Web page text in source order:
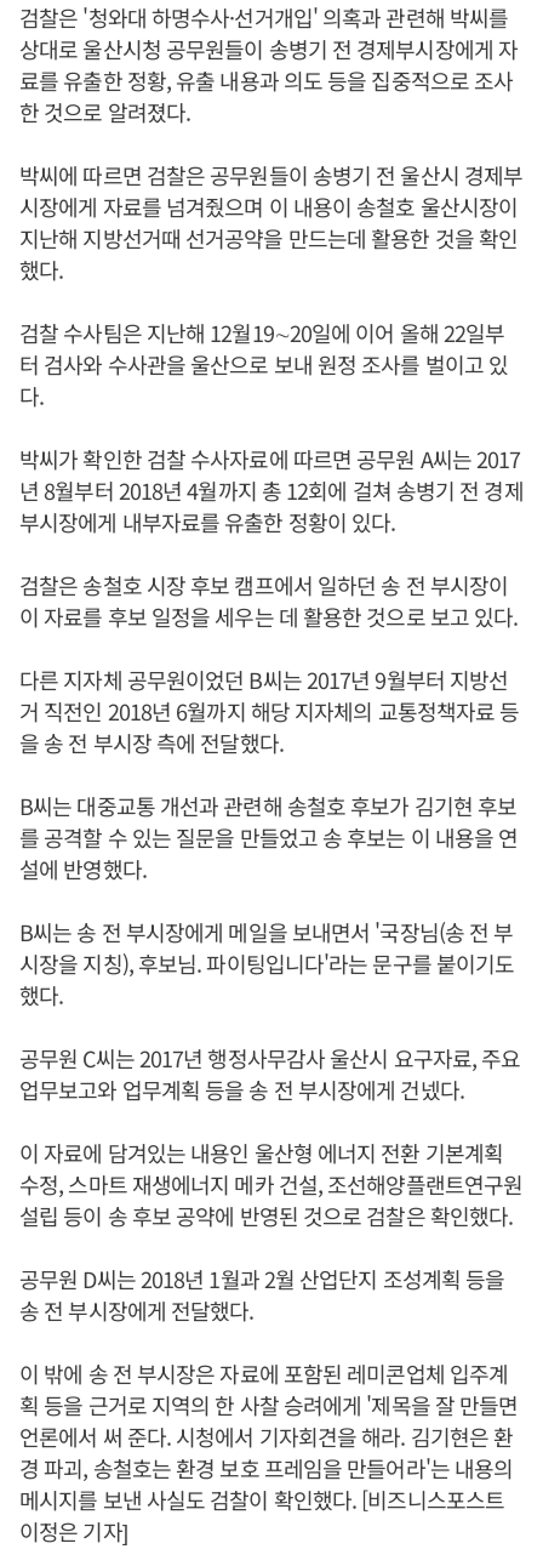
검찰은 '청와대 하명수사·선거개입' 의혹과 관련해 박씨를
상대로 울산시청 공무원들이 송병기 전 경제부시장에게 자
료를 유출한 정황, 유출 내용과 의도 등을 집중적으로 조사
한 것으로 알려졌다.
박씨에 따르면 검찰은 공무원들이 송병기 전 울산시 경제부
시장에게 자료를 넘겨줬으며 이 내용이 송철호 울산시장이
지난해 지방선거때 선거공약을 만드는데 활용한 것을 확인
했다.
검찰 수사팀은 지난해 12월19∼20일에 이어 올해 22일부
터 검사와 수사관을 울산으로 보내 원정 조사를 벌이고 있
다.
박씨가 확인한 검찰 수사자료에 따르면 공무원 A씨는 2017
년 8월부터 2018년 4월까지 총 12회에 걸쳐 송병기 전 경제
부시장에게 내부자료를 유출한 정황이 있다.
검찰은 송철호 시장 후보 캠프에서 일하던 송 전 부시장이
이 자료를 후보 일정을 세우는 데 활용한 것으로 보고 있다.
다른 지자체 공무원이었던 B씨는 2017년 9월부터 지방선
거 직전인 2018년 6월까지 해당 지자체의 교통정책자료 등
을 송 전 부시장 측에 전달했다.
B씨는 대중교통 개선과 관련해 송철호 후보가 김기현 후보
를 공격할 수 있는 질문을 만들었고 송 후보는 이 내용을 연
설에 반영했다.
B씨는 송 전 부시장에게 메일을 보내면서 '국장님(송 전 부
시장을 지칭), 후보님. 파이팅입니다'라는 문구를 붙이기도
했다.
공무원 C씨는 2017년 행정사무감사 울산시 요구자료, 주요
업무보고와 업무계획 등을 송 전 부시장에게 건넸다.
이 자료에 담겨있는 내용인 울산형 에너지 전환 기본계획
수정, 스마트 재생에너지 메카 건설, 조선해양플랜트연구원
설립 등이 송 후보 공약에 반영된 것으로 검찰은 확인했다.
공무원 D씨는 2018년 1월과 2월 산업단지 조성계획 등을
송 전 부시장에게 전달했다.
이 밖에 송 전 부시장은 자료에 포함된 레미콘업체 입주계
획 등을 근거로 지역의 한 사찰 승려에게 '제목을 잘 만들면
언론에서 써 준다. 시청에서 기자회견을 해라. 김기현은 환
경 파괴, 송철호는 환경 보호 프레임을 만들어라'는 내용의
메시지를 보낸 사실도 검찰이 확인했다. [비즈니스포스트
이정은 기자]